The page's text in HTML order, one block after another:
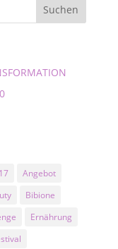
Angebot
Bibione
Ernährung